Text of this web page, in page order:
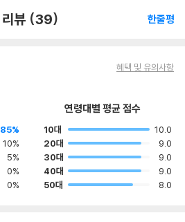
리뷰 (39) 한줄평
혜택 및 유의사항
85%
10%
5%
0%
0%
연령대별 평균 점수
10대
10.0
20대
9.0
30대
9.0
40대
9.0
50대
8.0